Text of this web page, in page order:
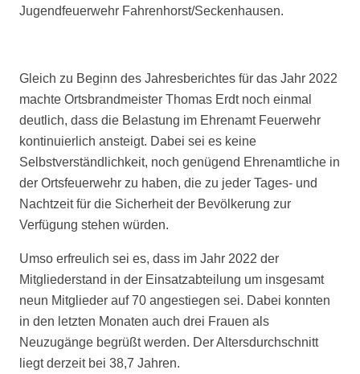
Jugendfeuerwehr Fahrenhorst/Seckenhausen.
Gleich zu Beginn des Jahresberichtes für das Jahr 2022
machte Ortsbrandmeister Thomas Erdt noch einmal
deutlich, dass die Belastung im Ehrenamt Feuerwehr
kontinuierlich ansteigt. Dabei sei es keine
Selbstverständlichkeit, noch genügend Ehrenamtliche in
der Ortsfeuerwehr zu haben, die zu jeder Tages- und
Nachtzeit für die Sicherheit der Bevölkerung zur
Verfügung stehen würden.
Umso erfreulich sei es, dass im Jahr 2022 der
Mitgliederstand in der Einsatzabteilung um insgesamt
neun Mitglieder auf 70 angestiegen sei. Dabei konnten
in den letzten Monaten auch drei Frauen als
Neuzugänge begrüßt werden. Der Altersdurchschnitt
liegt derzeit bei 38,7 Jahren.